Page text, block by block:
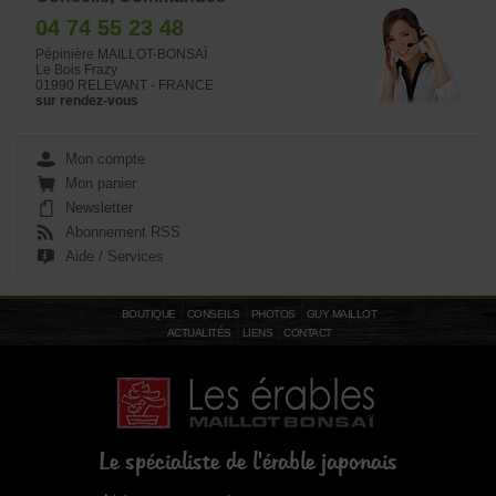
04 74 55 23 48
Pépinière MAILLOT-BONSAÏ
Le Bois Frazy
01990 RELEVANT - FRANCE
sur rendez-vous
Mon compte
Mon panier
Newsletter
Abonnement RSS
Aide / Services
BOUTIQUE CONSEILS PHOTOS
GUY MAILLOT
ACTUALITÉS
LIENS CONTACT
Le spécialiste de l'érable japonais